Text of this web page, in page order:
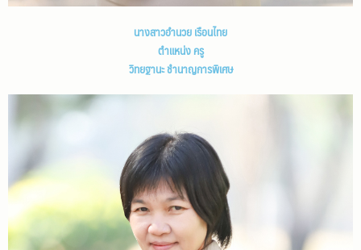
นางสาวอำนวย เรือนไทย
ตำแหน่ง ครู
วิทยฐานะ ชำนาญการพิเศษ